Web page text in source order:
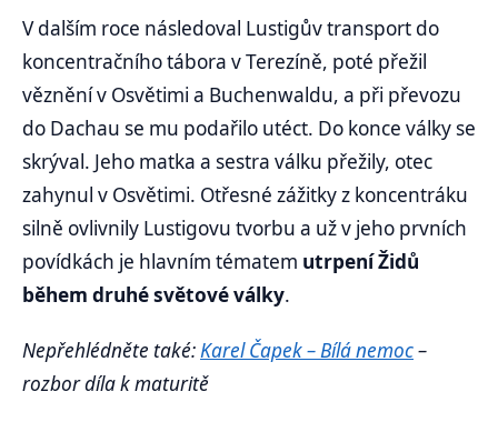
V dalším roce následoval Lustigův transport do
koncentračního tábora v Terezíně, poté přežil
věznění v Osvětimi a Buchenwaldu, a při převozu
do Dachau se mu podařilo utéct. Do konce války se
skrýval. Jeho matka a sestra válku přežily, otec
zahynul v Osvětimi. Otřesné zážitky z koncentráku
silně ovlivnily Lustigovu tvorbu a už v jeho prvních
povídkách je hlavním tématem utrpení Židů
během druhé světové války.
Nepřehlédněte také:Karel Čapek – Bílá nemoc–
rozbor díla k maturitě